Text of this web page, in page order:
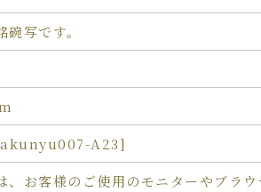
写です。
A23]
お客様のご使用のモニターやブラ